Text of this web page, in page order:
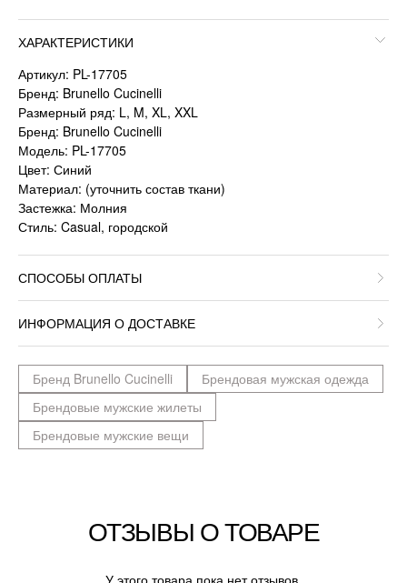
ХАРАКТЕРИСТИКИ
Артикул: PL-17705
Бренд: Brunello Cucinelli
Размерный ряд: L, M, XL, XXL
Бренд: Brunello Cucinelli
Модель: PL-17705
Цвет: Синий
Материал: (уточнить состав ткани)
Застежка: Молния
Стиль: Casual, городской
СПОСОБЫ ОПЛАТЫ
ИНФОРМАЦИЯ О ДОСТАВКЕ
Бренд Brunello Cucinelli
Брендовая мужская одежда
Брендовые мужские жилеты
Брендовые мужские вещи
ОТЗЫВЫ О ТОВАРЕ